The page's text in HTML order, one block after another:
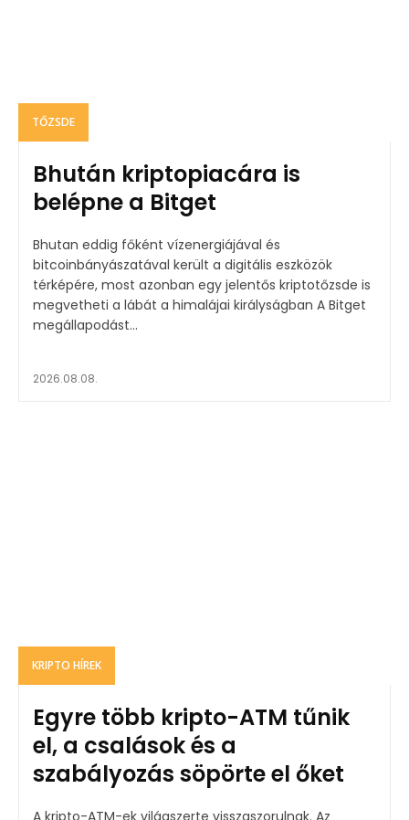
TŐZSDE
Bhután kriptopiacára is
belépne a Bitget
Bhutan eddig főként vízenergiájával és
bitcoinbányászatával került a digitális eszközök
térképére, most azonban egy jelentős kriptotőzsde is
megvetheti a lábát a himalájai királyságban A Bitget
megállapodást...
2026.08.08.
KRIPTO HÍREK
Egyre több kripto-ATM tűnik
el, a csalások és a
szabályozás söpörte el őket